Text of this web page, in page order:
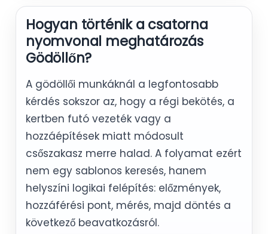
Hogyan történik a csatorna
nyomvonal meghatározás
Gödöllőn?
A gödöllői munkáknál a legfontosabb
kérdés sokszor az, hogy a régi bekötés, a
kertben futó vezeték vagy a
hozzáépítések miatt módosult
csőszakasz merre halad. A folyamat ezért
nem egy sablonos keresés, hanem
helyszíni logikai felépítés: előzmények,
hozzáférési pont, mérés, majd döntés a
következő beavatkozásról.